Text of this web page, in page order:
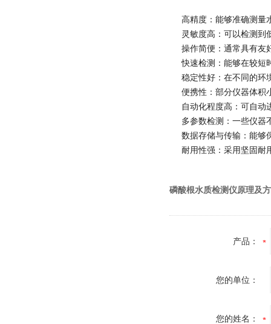
高精度：能够准确测量
灵敏度高：可以检测到
操作简便：通常具有友
快速检测：能够在较短
稳定性好：在不同的环
便携性：部分仪器体积
自动化程度高：可自动
多参数检测：一些仪器
数据存储与传输：能够
耐用性强：采用坚固耐
磷酸根水质检测仪原理及
产品：
您的单位：
您的姓名：